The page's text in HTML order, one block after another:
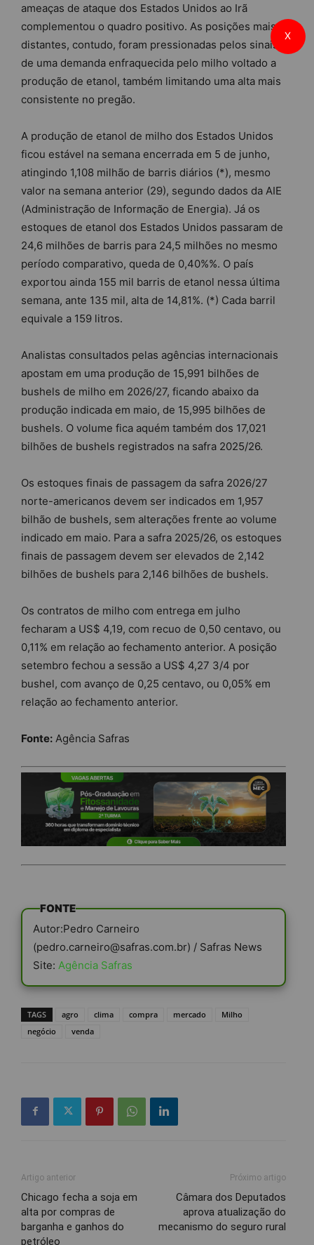
ameaças de ataque dos Estados Unidos ao Irã
complementou o quadro positivo. As posições mais
distantes, contudo, foram pressionadas pelos sinais
de uma demanda enfraquecida pelo milho voltado a
produção de etanol, também limitando uma alta mais
consistente no pregão.
A produção de etanol de milho dos Estados Unidos
ficou estável na semana encerrada em 5 de junho,
atingindo 1,108 milhão de barris diários (*), mesmo
valor na semana anterior (29), segundo dados da AIE
(Administração de Informação de Energia). Já os
estoques de etanol dos Estados Unidos passaram de
24,6 milhões de barris para 24,5 milhões no mesmo
período comparativo, queda de 0,40%%. O país
exportou ainda 155 mil barris de etanol nessa última
semana, ante 135 mil, alta de 14,81%. (*) Cada barril
equivale a 159 litros.
Analistas consultados pelas agências internacionais
apostam em uma produção de 15,991 bilhões de
bushels de milho em 2026/27, ficando abaixo da
produção indicada em maio, de 15,995 bilhões de
bushels. O volume fica aquém também dos 17,021
bilhões de bushels registrados na safra 2025/26.
Os estoques finais de passagem da safra 2026/27
norte-americanos devem ser indicados em 1,957
bilhão de bushels, sem alterações frente ao volume
indicado em maio. Para a safra 2025/26, os estoques
finais de passagem devem ser elevados de 2,142
bilhões de bushels para 2,146 bilhões de bushels.
Os contratos de milho com entrega em julho
fecharam a US$ 4,19, com recuo de 0,50 centavo, ou
0,11% em relação ao fechamento anterior. A posição
setembro fechou a sessão a US$ 4,27 3/4 por
bushel, com avanço de 0,25 centavo, ou 0,05% em
relação ao fechamento anterior.
Fonte: Agência Safras
FONTE
Autor:Pedro Carneiro
(pedro.carneiro@safras.com.br) / Safras News
Site: Agência Safras
TAGS agro clima compra mercado
Milho
negócio
venda
Artigo anterior
Chicago fecha a soja em
alta por compras de
barganha e ganhos do
petróleo
Próximo artigo
Câmara dos Deputados
aprova atualização do
mecanismo do seguro rural
X